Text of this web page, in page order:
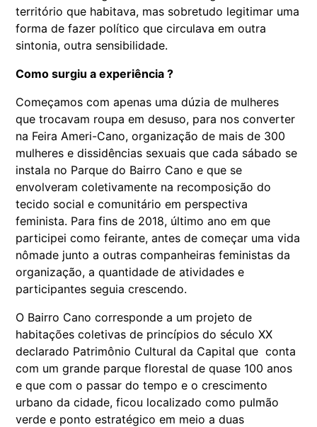
território que habitava, mas sobretudo legitimar uma
forma de fazer político que circulava em outra
sintonia, outra sensibilidade.
Como surgiu a experiência ?
Começamos com apenas uma dúzia de mulheres
que trocavam roupa em desuso, para nos converter
na Feira Ameri-Cano, organização de mais de 300
mulheres e dissidências sexuais que cada sábado se
instala no Parque do Bairro Cano e que se
envolveram coletivamente na recomposição do
tecido social e comunitário em perspectiva
feminista. Para fins de 2018, último ano em que
participei como feirante, antes de começar uma vida
nômade junto a outras companheiras feministas da
organização, a quantidade de atividades e
participantes seguia crescendo.
O Bairro Cano corresponde a um projeto de
habitações coletivas de princípios do século XX
declarado Patrimônio Cultural da Capital que conta
com um grande parque florestal de quase 100 anos
e que com o passar do tempo e o crescimento
urbano da cidade, ficou localizado como pulmão
verde e ponto estratégico em meio a duas